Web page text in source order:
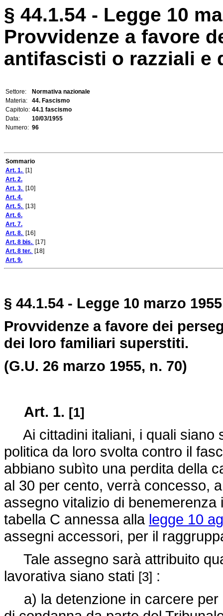
§ 44.1.54 - Legge 10
Provvidenze a favore
antifascisti o razziali e
Settore:
Normativa nazionale
Materia:
44. Fascismo
Capitolo: 44.1 fascismo
Data:
10/03/1955
Numero: 96
Sommario
Art. 1. [1]
Art. 2.
Art. 3. [10]
Art. 4.
Art. 5. [13]
Art. 6.
Art. 7.
Art. 8. [16]
Art. 8 bis. [17]
Art. 8 ter. [18]
Art. 9.
§ 44.1.54 - Legge 10 marzo
Provvidenze a favore dei
dei loro familiari superstiti.
(G.U. 26 marzo 1955, n. 70)
Art. 1. [1]
Ai cittadini italiani, i quali siano
politica da loro svolta contro il
abbiano subìto una perdita della
al 30 per cento, verrà concesso,
assegno vitalizio di
tabella C annessa alla legge 10
assegni accessori, per il
Tale assegno sarà attribuito
lavorativa siano stati [3] :
a) la detenzione in carcere per